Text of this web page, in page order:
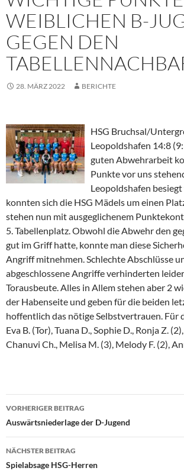
WEIBLICHEN B-
GEGEN DEN
28. MÄRZ 2022 BERICHTE
HSG Bruchsal/
Leopoldshafen 14:8
guten Abwehrarbeit
Punkte vor uns
Leopoldshafen
konnten sich die HSG Mädels um einen
stehen nun mit ausgeglichenem
5. Tabellenplatz. Obwohl die Abwehr den
gut im Griff hatte, konnte man diese
Angriff mitnehmen. Schlechte Abschlüsse
abgeschlossene Angriffe verhinderten
Torausbeute. Alles in Allem stehen aber 2
der Habenseite und geben für die beiden
hoffentlich das nötige Selbstvertrauen. Für
Eva B. (Tor), Tuana D., Sophie D., Ronja Z.
Chanuvi Ch., Melisa M. (3), Melody F. (2),
Beitragsnavigation
VORHERIGER BEITRAG
Auswärtsniederlage der D-Jugend
NÄCHSTER BEITRAG
Spielabsage HSG-Herren